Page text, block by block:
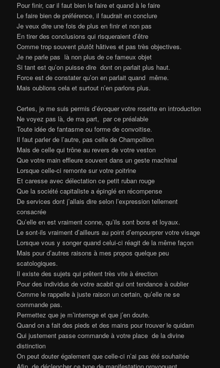
Pour finir, car il faut bien le faire et quand à le faire
Le faire bien de préférence, il faudrait en conclure
Je veux dire une fois de plus en finir et non pas
En tirer des conclusions qui risqueraient d’être
Comme trop souvent plutôt hâtives et pas très objectives.
Je ne parle pas là non plus de ce fameux objet
Si tant est qu’on puisse dire dont on parlait plus haut.
Force est de constater qu’on en parlait quand même.
Mais oublions cela et surtout n’en parlons plus.
Certes, je me suis permis d’évoquer votre rosette en introduction
Ne voyez pas là, de ma part, par ce préalable
Toute idée de fantasme ou forme de convoitise.
Il faut parler de l’autre, pas celle de Champollion
Mais de celle qui trône au revers de votre veston
Que votre main effleure souvent dans un geste machinal
Lorsque celle-ci remonte sur votre poitrine
Et caresse avec délectation ce petit ruban rouge
Que la société capitaliste a épinglé en récompense
De services dont j’allais dire selon l’expression tellement
consacrée
Qu’elle en est vraiment conne, qu’ils sont bons et loyaux.
Le sont-ils vraiment d’ailleurs au point d’empourprer votre visage
Lorsque vous y songer quand celui-ci réagit de la même façon
Mais pour d’autres raisons à mes propos quelque peu
scatologiques.
Il existe des sujets qui prêtent très vite à érection
Pour des individus de votre acabit qui ont tendance à oublier
Comme le rappelle à juste raison un certain, qu’elle ne se
commande pas.
Permettez que je m’interroge et que j’en doute.
Quand on a fait des pieds et des mains pour trouver le quidam
Qui justement passe commande à votre place de la divine
distinction
On peut douter également que celle-ci n’ai pas été souhaitée